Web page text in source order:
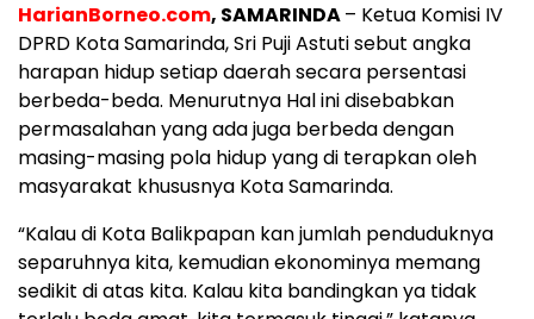
HarianBorneo.com, SAMARINDA– Ketua Komisi IV
DPRD Kota Samarinda, Sri Puji Astuti sebut angka
harapan hidup setiap daerah secara persentasi
berbeda-beda. Menurutnya Hal ini disebabkan
permasalahan yang ada juga berbeda dengan
masing-masing pola hidup yang di terapkan oleh
masyarakat khususnya Kota Samarinda.
“Kalau di Kota Balikpapan kan jumlah penduduknya
separuhnya kita, kemudian ekonominya memang
sedikit di atas kita. Kalau kita bandingkan ya tidak